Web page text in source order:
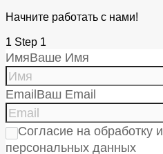
Начните работать с нами!
1 Step 1
ИмяВаше Имя
EmailВаш Email
Согласие на обработку
персональных данных